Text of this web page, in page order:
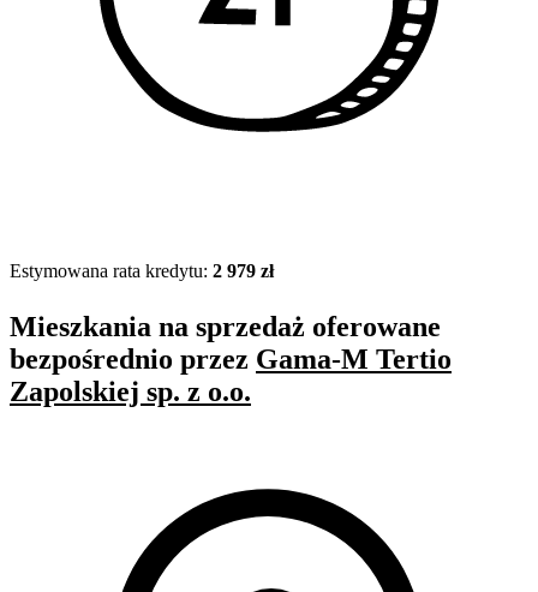
Estymowana rata kredytu: 2 979 zł
Mieszkania na sprzedaż oferowane
bezpośrednio przez Gama-M Tertio
Zapolskiej sp. z o.o.